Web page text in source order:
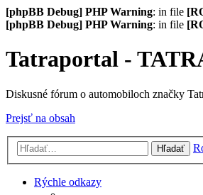
[phpBB Debug] PHP Warning: in file
[phpBB Debug] PHP Warning: in file
Tatraportal -
Diskusné fórum o automobiloch značky
Prejsť na obsah
Hľadať
Rýchle odkazy